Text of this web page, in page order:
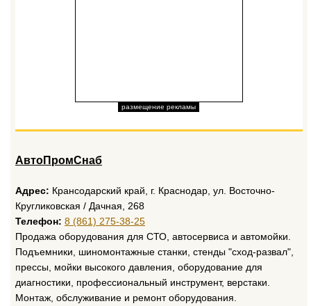
размещение рекламы
АвтоПромСнаб
Адрес: Крансодарский край, г. Краснодар, ул. Восточно-
Кругликовская / Дачная, 268
Телефон: 8 (861) 275-38-25
Продажа оборудования для СТО, автосервиса и автомойки.
Подъемники, шиномонтажные станки, стенды "сход-развал",
прессы, мойки высокого давления, оборудование для
диагностики, профессиональный инструмент, верстаки.
Монтаж, обслуживание и ремонт оборудования.